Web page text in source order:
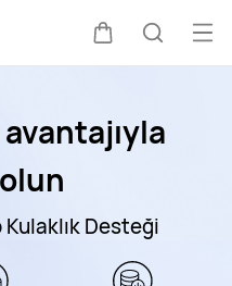
SepetiAraştır
Kulaklık Desteği